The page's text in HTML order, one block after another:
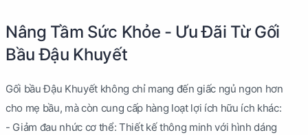
Nâng Tầm Sức Khỏe - Ưu Đãi Từ Gối
Bầu Đậu Khuyết
Gối bầu Đậu Khuyết không chỉ mang đến giấc ngủ ngon hơn
cho mẹ bầu, mà còn cung cấp hàng loạt lợi ích hữu ích khác:
- Giảm đau nhức cơ thể: Thiết kế thông minh với hình dáng